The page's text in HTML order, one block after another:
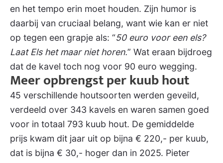
en het tempo erin moet houden. Zijn humor is
daarbij van cruciaal belang, want wie kan er niet
op tegen een grapje als: “50 euro voor een els?
Laat Els het maar niet horen.” Wat eraan bijdroeg
dat de kavel toch nog voor 90 euro wegging.
Meer opbrengst per kuub hout
45 verschillende houtsoorten werden geveild,
verdeeld over 343 kavels en waren samen goed
voor in totaal 793 kuub hout. De gemiddelde
prijs kwam dit jaar uit op bijna € 220,- per kuub,
dat is bijna € 30,- hoger dan in 2025. Pieter